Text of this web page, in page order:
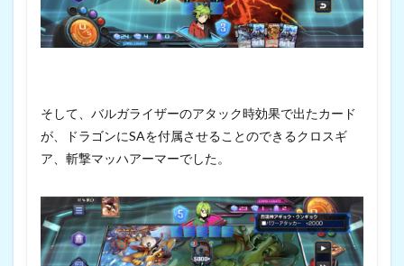
そして、バルガライザーのアタック時効果で出たカード
が、ドラゴンにSAを付属させることのできるクロスギ
ア、斬撃マッハアーマーでした。